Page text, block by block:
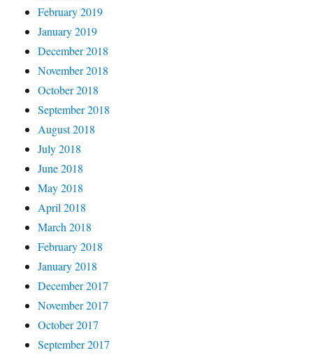
February 2019
January 2019
December 2018
November 2018
October 2018
September 2018
August 2018
July 2018
June 2018
May 2018
April 2018
March 2018
February 2018
January 2018
December 2017
November 2017
October 2017
September 2017